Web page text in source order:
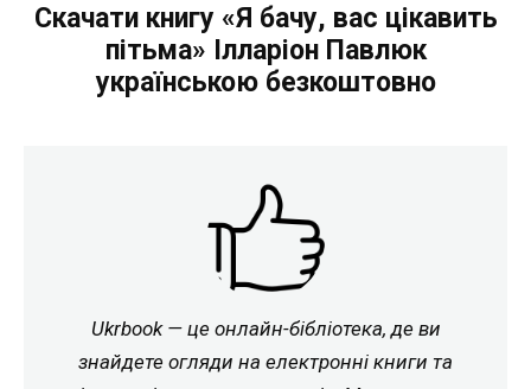
Скачати книгу «Я бачу, вас цікавить
пітьма» Ілларіон Павлюк
українською безкоштовно
Ukrbook — це онлайн-бібліотека, де ви
знайдете огляди на електронні книги та